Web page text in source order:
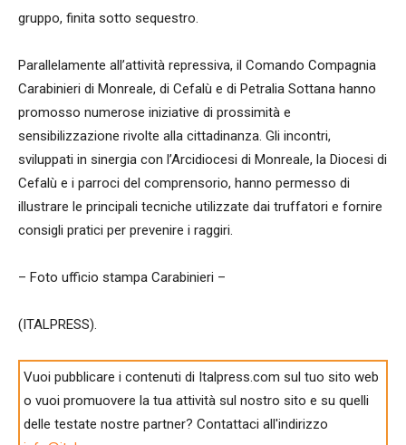
gruppo, finita sotto sequestro.
Parallelamente all’attività repressiva, il Comando Compagnia
Carabinieri di Monreale, di Cefalù e di Petralia Sottana hanno
promosso numerose iniziative di prossimità e
sensibilizzazione rivolte alla cittadinanza. Gli incontri,
sviluppati in sinergia con l’Arcidiocesi di Monreale, la Diocesi di
Cefalù e i parroci del comprensorio, hanno permesso di
illustrare le principali tecniche utilizzate dai truffatori e fornire
consigli pratici per prevenire i raggiri.
– Foto ufficio stampa Carabinieri –
(ITALPRESS).
Vuoi pubblicare i contenuti di Italpress.com sul tuo sito web
o vuoi promuovere la tua attività sul nostro sito e su quelli
delle testate nostre partner? Contattaci all'indirizzo